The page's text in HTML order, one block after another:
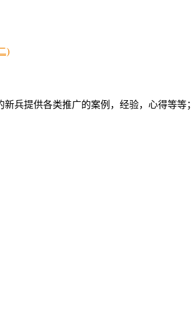
)
兵提供各类推广的案例，经验，心得等等；